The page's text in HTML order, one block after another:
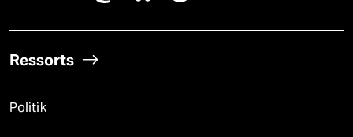
Ressorts
Politik